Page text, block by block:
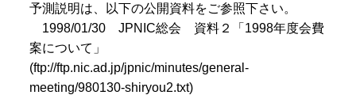
予測説明は、以下の公開資料をご参照下さい。
1998/01/30 JPNIC総会 資料２「1998年度会費
案について」
(ftp://ftp.nic.ad.jp/jpnic/minutes/general-
meeting/980130-shiryou2.txt)